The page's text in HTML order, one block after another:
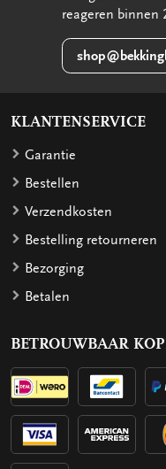
reageren binnen
KLANTENSERVICE
Garantie
Bestellen
Verzendkosten
Bestelling retourneren
Bezorging
Betalen
BETROUWBAAR